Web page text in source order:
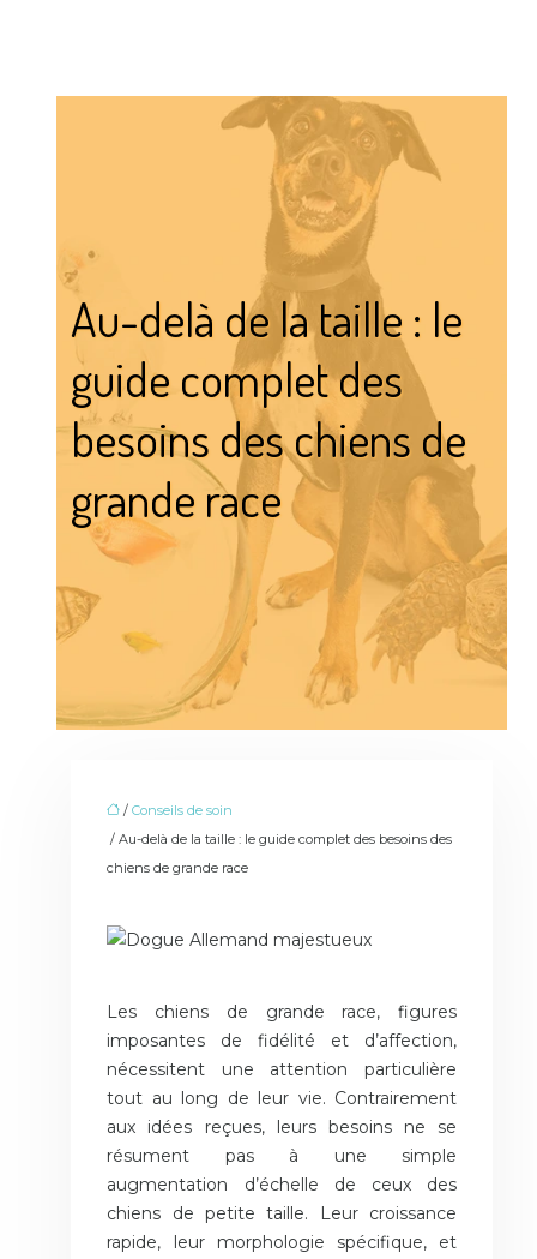
Au-delà de la taille : le
guide complet des
besoins des chiens de
grande race
/Conseils de soin
/ Au-delà de la taille : le guide complet des besoins des
chiens de grande race
Les chiens de grande race, figures
imposantes de fidélité et d’affection,
nécessitent une attention particulière
tout au long de leur vie. Contrairement
aux idées reçues, leurs besoins ne se
résument pas à une simple
augmentation d’échelle de ceux des
chiens de petite taille. Leur croissance
rapide, leur morphologie spécifique, et